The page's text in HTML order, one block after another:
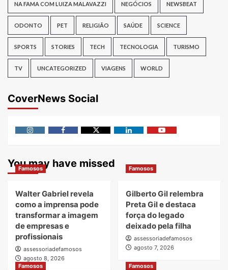
NA FAMA COM LUIZA MALAVAZZI NEGÓCIOS NEWSBEAT
ODONTO PET RELIGIÃO SAÚDE SCIENCE
SPORTS STORIES TECH TECNOLOGIA TURISMO
TV UNCATEGORIZED VIAGENS WORLD
CoverNews Social
You may have missed
Famosos
Walter Gabriel revela
como a imprensa pode
transformar a imagem
de empresas e
profissionais
assessoriadefamosos
agosto 8, 2026
Famosos
Gilberto Gil relembra
Preta Gil e destaca
força do legado
deixado pela filha
assessoriadefamosos
agosto 7, 2026
Famosos Famosos